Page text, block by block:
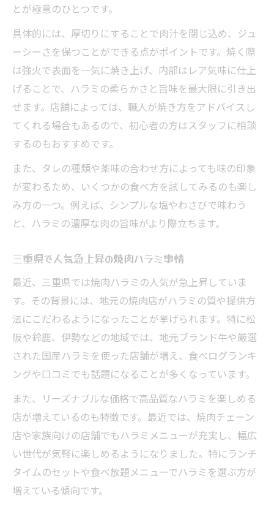
とが極意のひとつです。
具体的には、厚切りにすることで肉汁を閉じ込め、ジュ
ーシーさを保つことができる点がポイントです。焼く際
は強火で表面を一気に焼き上げ、内部はレア気味に仕上
げることで、ハラミの柔らかさと旨味を最大限に引き出
せます。店舗によっては、職人が焼き方をアドバイスし
てくれる場合もあるので、初心者の方はスタッフに相談
するのもおすすめです。
また、タレの種類や薬味の合わせ方によっても味の印象
が変わるため、いくつかの食べ方を試してみるのも楽し
み方の一つ。例えば、シンプルな塩やわさびで味わう
と、ハラミの濃厚な肉の旨味がより際立ちます。
三重県で人気急上昇の焼肉ハラミ事情
最近、三重県では焼肉ハラミの人気が急上昇していま
す。その背景には、地元の焼肉店がハラミの質や提供方
法にこだわるようになったことが挙げられます。特に松
阪や鈴鹿、伊勢などの地域では、地元ブランド牛や厳選
された国産ハラミを使った店舗が増え、食べログランキ
ングや口コミでも話題になることが多くなっています。
また、リーズナブルな価格で高品質なハラミを楽しめる
店が増えているのも特徴です。最近では、焼肉チェーン
店や家族向けの店舗でもハラミメニューが充実し、幅広
い世代が気軽に楽しめるようになりました。特にランチ
タイムのセットや食べ放題メニューでハラミを選ぶ方が
増えている傾向です。